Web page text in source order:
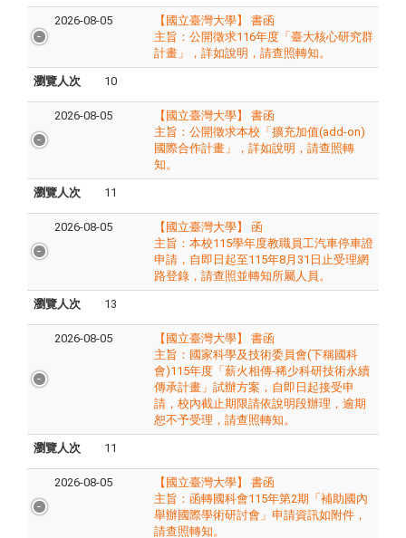
2026-08-05
【國立臺灣大學】 書函
主旨：​公開徵求116年度「臺大核心研究群
計畫」，詳如說明，請查照轉知。
瀏覽人次 10
2026-08-05
【國立臺灣大學】 書函
主旨：​公開徵求本校「擴充加值(add-on)
國際合作計畫」，詳如說明，請查照轉
知。
瀏覽人次 11
2026-08-05
【國立臺灣大學】 函
主旨：​本校115學年度教職員工汽車停車證
申請，自即日起至115年8月31日止受理網
路登錄，請查照並轉知所屬人員。
瀏覽人次 13
2026-08-05
【國立臺灣大學】 書函
主旨：​國家科學及技術委員會(下稱國科
會)115年度「薪火相傳-稀少科研技術永續
傳承計畫」試辦方案，自即日起接受申
請，校內截止期限請依說明段辦理，逾期
恕不予受理，請查照轉知。
瀏覽人次 11
2026-08-05
【國立臺灣大學】 書函
主旨：​函轉國科會115年第2期「補助國內
舉辦國際學術研討會」申請資訊如附件，
請查照轉知。